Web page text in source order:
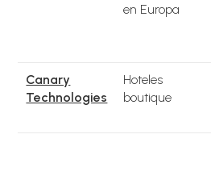
en Europa
Canary
Technologies
Hoteles
boutique